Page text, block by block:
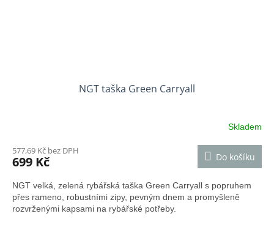
NGT taška Green Carryall
Skladem
577,69 Kč bez DPH
699 Kč Do košíku
NGT velká, zelená rybářská taška Green Carryall s popruhem
přes rameno, robustními zipy, pevným dnem a promyšleně
rozvrženými kapsami na rybářské potřeby.